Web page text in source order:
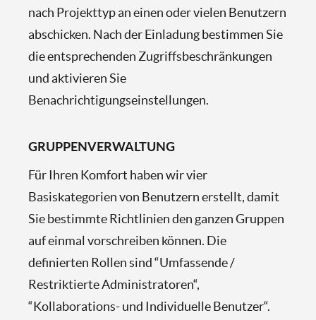
nach Projekttyp an einen oder vielen Benutzern
abschicken. Nach der Einladung bestimmen Sie
die entsprechenden Zugriffsbeschränkungen
und aktivieren Sie
Benachrichtigungseinstellungen.
GRUPPENVERWALTUNG
Für Ihren Komfort haben wir vier
Basiskategorien von Benutzern erstellt, damit
Sie bestimmte Richtlinien den ganzen Gruppen
auf einmal vorschreiben können. Die
definierten Rollen sind “Umfassende /
Restriktierte Administratoren“,
“Kollaborations- und Individuelle Benutzer“.